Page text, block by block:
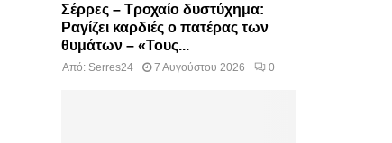
Σέρρες – Τροχαίο δυστύχημα:
Ραγίζει καρδιές ο πατέρας των
θυμάτων – «Τους...
Από: Serres24 7 Αυγούστου 2026 0